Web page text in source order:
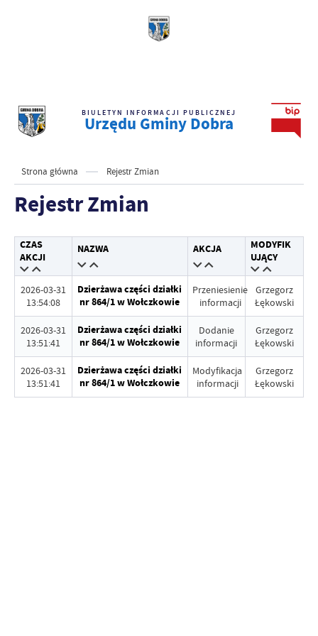
BIULETYN INFORMACJI PUBLICZNEJ
Urzędu Gminy Dobra
Strona główna Rejestr Zmian
Rejestr Zmian
CZAS
AKCJI
NAZWA AKCJA
MODYFIK
UJĄCY
2026-03-31
13:54:08
Dzierżawa części działki
nr 864/1 w Wołczkowie
Przeniesienie
informacji
Grzegorz
Łękowski
2026-03-31
13:51:41
Dzierżawa części działki
nr 864/1 w Wołczkowie
Dodanie
informacji
Grzegorz
Łękowski
2026-03-31
13:51:41
Dzierżawa części działki
nr 864/1 w Wołczkowie
Modyfikacja
informacji
Grzegorz
Łękowski